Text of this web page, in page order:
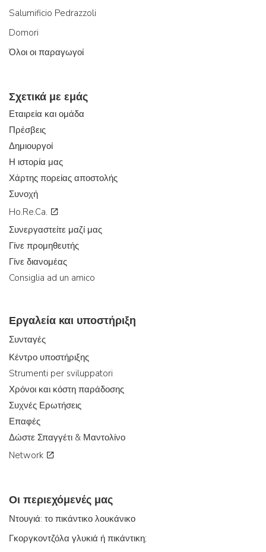
Salumificio Pedrazzoli
Domori
Όλοι οι παραγωγοί
Σχετικά με εμάς
Εταιρεία και ομάδα
Πρέσβεις
Δημιουργοί
Η ιστορία μας
Χάρτης πορείας αποστολής
Συνοχή
Ho.Re.Ca.
Συνεργαστείτε μαζί μας
Γίνε προμηθευτής
Γίνε διανομέας
Consiglia ad un amico
Εργαλεία και υποστήριξη
Συνταγές
Κέντρο υποστήριξης
Strumenti per sviluppatori
Χρόνοι και κόστη παράδοσης
Συχνές Ερωτήσεις
Επαφές
Δώστε Σπαγγέτι & Μαντολίνο
Network
Οι περιεχόμενές μας
Ντουγιά: το πικάντικο λουκάνικο
Γκοργκοντζόλα γλυκιά ή πικάντικη;